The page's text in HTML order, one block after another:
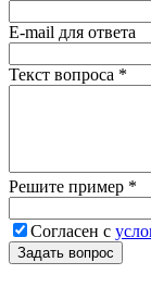
E-mail для ответа
Текст вопроса *
Решите пример *
Согласен с
Задать вопрос